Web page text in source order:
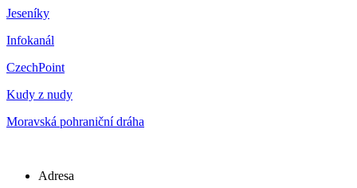
Jeseníky
Infokanál
CzechPoint
Kudy z nudy
Moravská pohraniční dráha
Adresa